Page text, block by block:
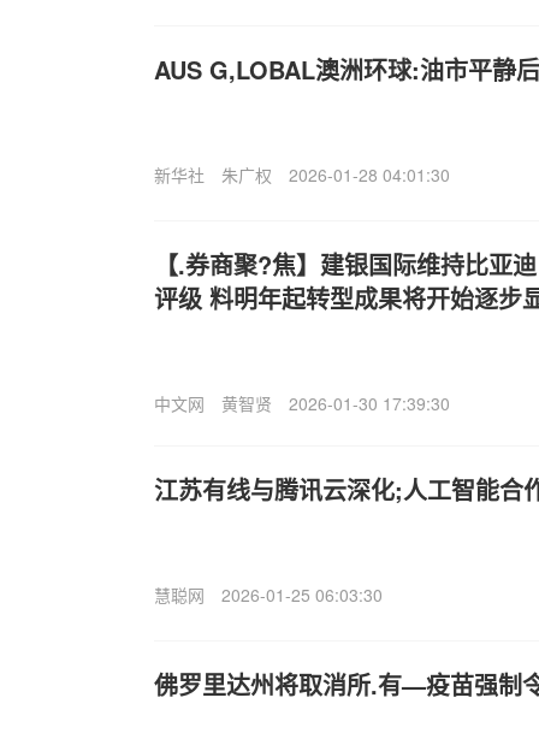
AUS G,LOBAL澳洲环球:油市平静
新华社 朱广权 2026-01-28 04:01:30
【.券商聚?焦】建银国际维持比亚
评级 料明年起转型成果将开始逐步
中文网 黄智贤 2026-01-30 17:39:30
江苏有线与腾讯云深化;人工智能合
慧聪网 2026-01-25 06:03:30
佛罗里达州将取消所.有—疫苗强制